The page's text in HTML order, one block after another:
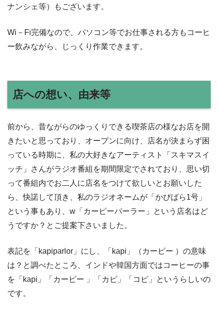
ナンシェ等）もございます。
Wi－Fi完備なので、パソコン等でお仕事される方もコーヒ
ー飲みながら、じっくり作業できます。
店への想い、由来等
前から、昔ながらのゆっくりできる喫茶店の様なお店を開
きたいと思っており、オープンに向け、店名が決まらず困
っている時期に、私の大好きなアーティスト「スキマスイ
ッチ」さんがラジオ番組を期間限定でされており、思い切
って番組内でお二人に店名をつけて欲しいとお願いした
ら、快諾して頂き、私のラジオネームが「かぴばら1号」
という事もあり、w「カーピーパーラー」という店名はど
うですか？とご提案下さいました。
表記を「kapiparlor」にし、「kapi」（カーピー ）の意味
は？と調べたところ、インドや韓国方面ではコーヒーの事
を「kapi」「カーピー 」「カピ」「コピ」というらしいの
です。